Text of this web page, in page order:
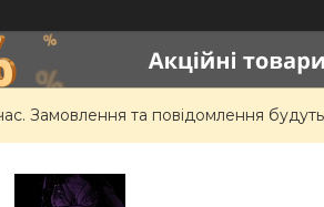
Замовлення та повідомлення